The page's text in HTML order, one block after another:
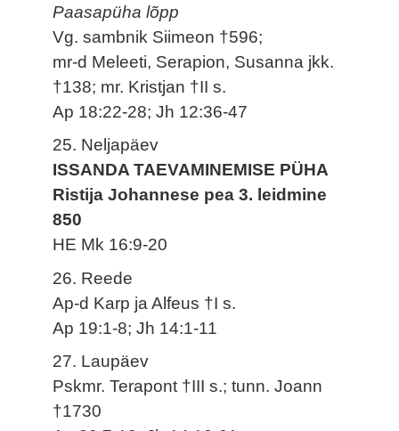
Paasapüha lõpp
Vg. sambnik Siimeon †596;
mr-d Meleeti, Serapion, Susanna jkk.
†138; mr. Kristjan †II s.
Ap 18:22-28; Jh 12:36-47
25. Neljapäev
ISSANDA TAEVAMINEMISE PÜHA
Ristija Johannese pea 3. leidmine
850
HE Mk 16:9-20
26. Reede
Ap-d Karp ja Alfeus †I s.
Ap 19:1-8; Jh 14:1-11
27. Laupäev
Pskmr. Terapont †III s.; tunn. Joann
†1730